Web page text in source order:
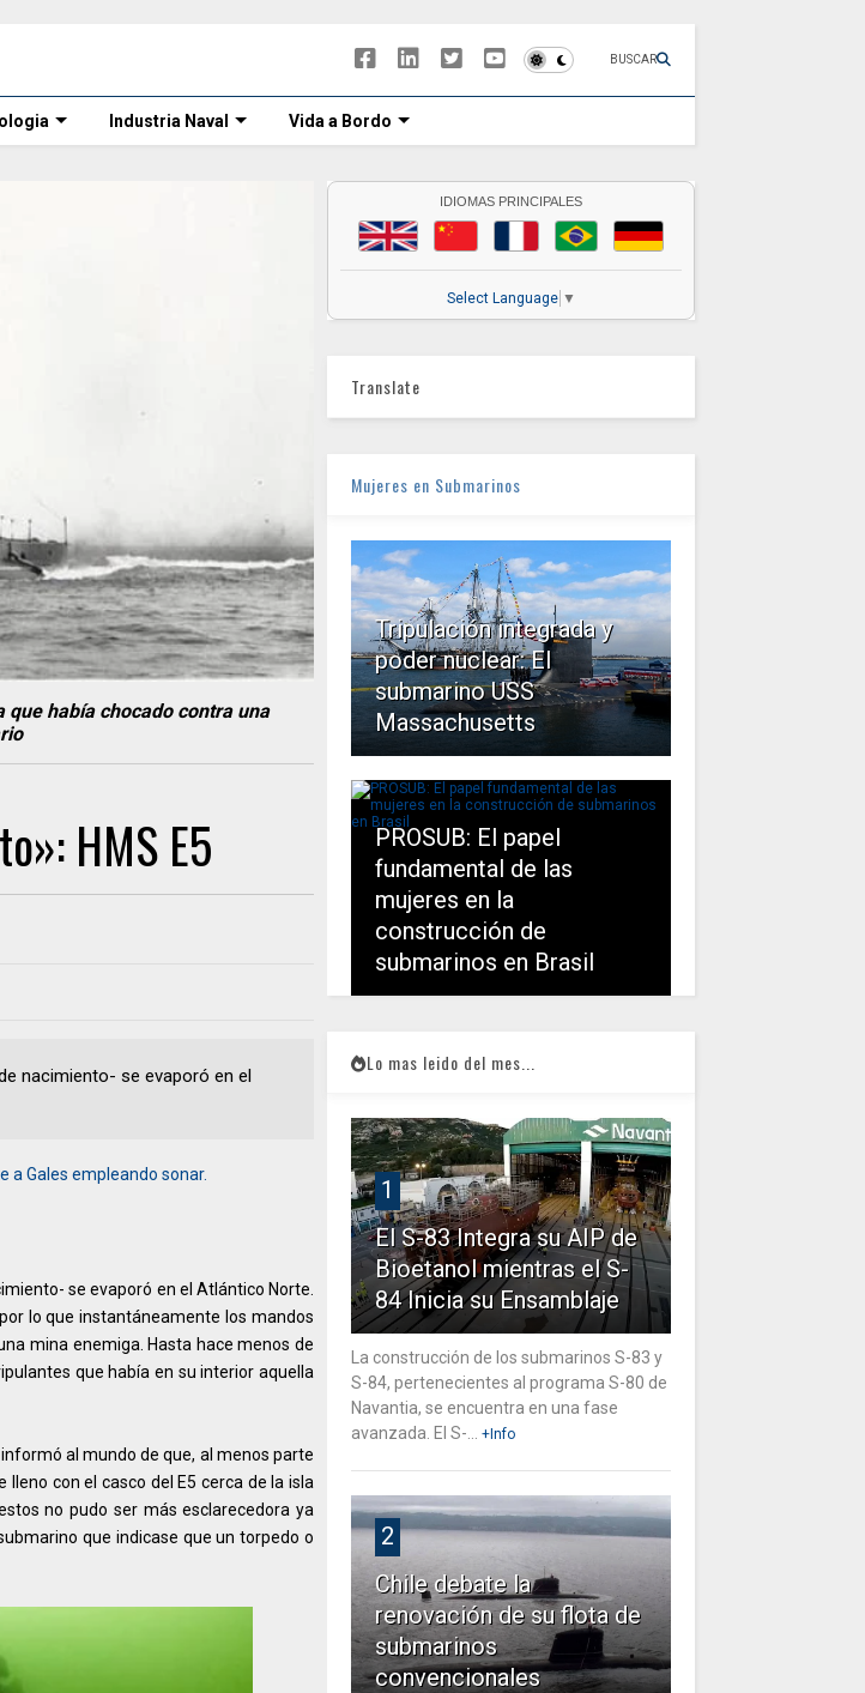
BUSCAR
Industria Naval Vida a Bordo
que había chocado contra una
HMS E5
nacimiento- se evaporó en el
a Gales empleando sonar.
se evaporó en el Atlántico Norte.
lo que instantáneamente los mandos
mina enemiga. Hasta hace menos de
que había en su interior aquella
al mundo de que, al menos parte
con el casco del E5 cerca de la isla
no pudo ser más esclarecedora ya
que indicase que un torpedo o
IDIOMAS PRINCIPALES
Select Language ▼
Translate
Mujeres en Submarinos
Tripulación integrada y
poder nuclear: El
submarino USS
Massachusetts
PROSUB: El papel
fundamental de las
mujeres en la
construcción de
submarinos en Brasil
Lo mas leido del mes...
1
El S-83 Integra su AIP de
Bioetanol mientras el S-
84 Inicia su Ensamblaje
La construcción de los submarinos S-83 y
S-84, pertenecientes al programa S-80 de
Navantia, se encuentra en una fase
avanzada. El S-...
+Info
2
Chile debate la
renovación de su flota de
submarinos
convencionales